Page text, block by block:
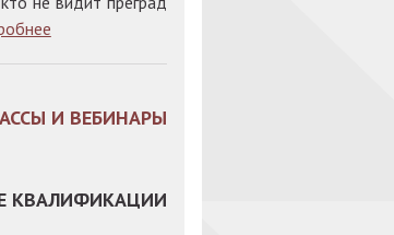
И ВЕБИНАРЫ
КВАЛИФИКАЦИИ